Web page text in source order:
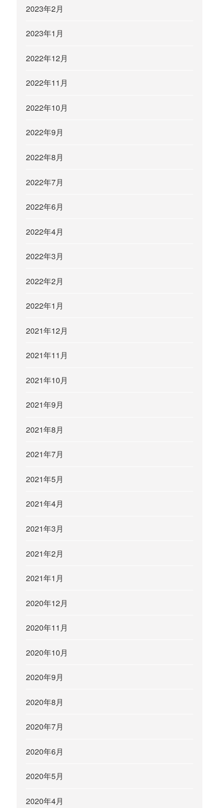
2023年2月
2023年1月
2022年12月
2022年11月
2022年10月
2022年9月
2022年8月
2022年7月
2022年6月
2022年4月
2022年3月
2022年2月
2022年1月
2021年12月
2021年11月
2021年10月
2021年9月
2021年8月
2021年7月
2021年5月
2021年4月
2021年3月
2021年2月
2021年1月
2020年12月
2020年11月
2020年10月
2020年9月
2020年8月
2020年7月
2020年6月
2020年5月
2020年4月